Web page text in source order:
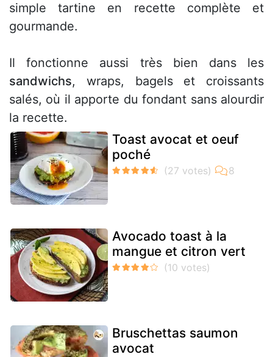
simple tartine en recette complète et
gourmande.
Il fonctionne aussi très bien dans les
sandwichs, wraps, bagels et croissants
salés, où il apporte du fondant sans alourdir
la recette.
Toast avocat et oeuf
poché
Avocado toast à la
mangue et citron vert
Bruschettas saumon
avocat